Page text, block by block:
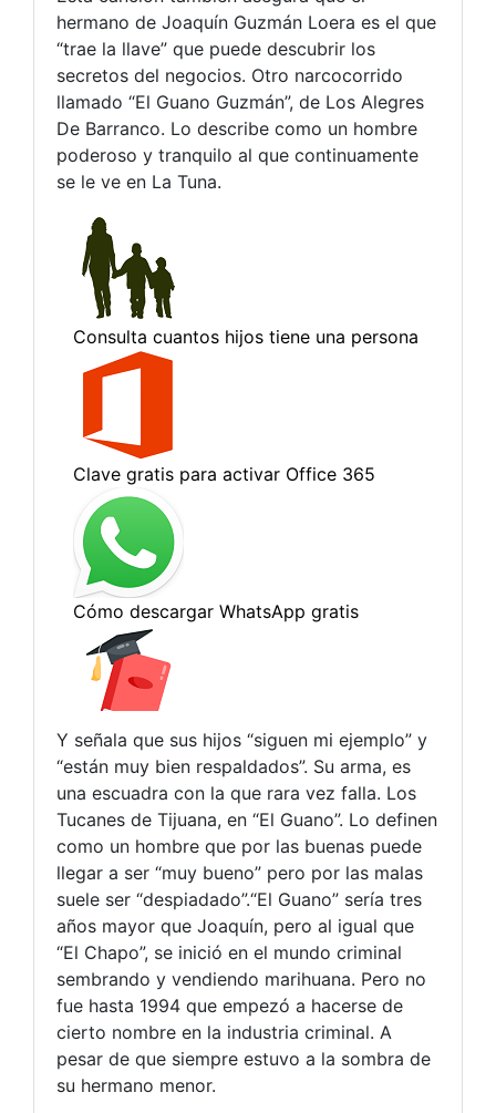
hermano de Joaquín Guzmán Loera es el que
“trae la llave” que puede descubrir los
secretos del negocios. Otro narcocorrido
llamado “El Guano Guzmán”, de Los Alegres
De Barranco. Lo describe como un hombre
poderoso y tranquilo al que continuamente
se le ve en La Tuna.
Y señala que sus hijos “siguen mi ejemplo” y
“están muy bien respaldados”. Su arma, es
una escuadra con la que rara vez falla. Los
Tucanes de Tijuana, en “El Guano”. Lo definen
como un hombre que por las buenas puede
llegar a ser “muy bueno” pero por las malas
suele ser “despiadado”.“El Guano” sería tres
años mayor que Joaquín, pero al igual que
“El Chapo”, se inició en el mundo criminal
sembrando y vendiendo marihuana. Pero no
fue hasta 1994 que empezó a hacerse de
cierto nombre en la industria criminal. A
pesar de que siempre estuvo a la sombra de
su hermano menor.